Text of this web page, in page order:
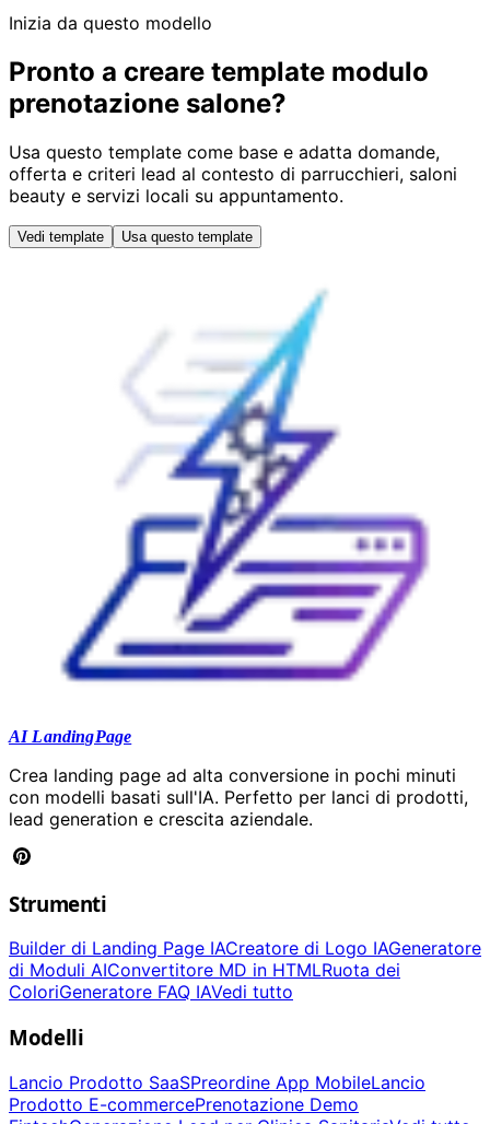
Inizia da questo modello
Pronto a creare template modulo
prenotazione salone?
Usa questo template come base e adatta domande,
offerta e criteri lead al contesto di parrucchieri, saloni
beauty e servizi locali su appuntamento.
Vedi template Usa questo template
AI LandingPage
Crea landing page ad alta conversione in pochi minuti
con modelli basati sull'IA. Perfetto per lanci di prodotti,
lead generation e crescita aziendale.
Strumenti
Builder di Landing Page IACreatore di Logo IAGeneratore
di Moduli AIConvertitore MD in HTMLRuota dei
ColoriGeneratore FAQ IAVedi tutto
Modelli
Lancio Prodotto SaaSPreordine App MobileLancio
Prodotto E-commercePrenotazione Demo